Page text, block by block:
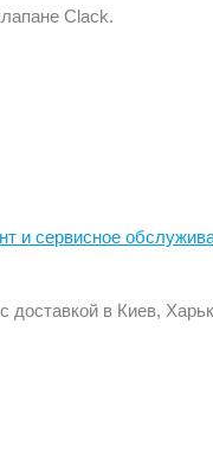
Clack.
и сервисное
доставкой в Киев,